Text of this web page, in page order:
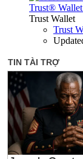
Trust®
Trust Wallet
Trust